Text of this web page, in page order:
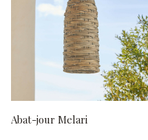
Abat-jour Melari